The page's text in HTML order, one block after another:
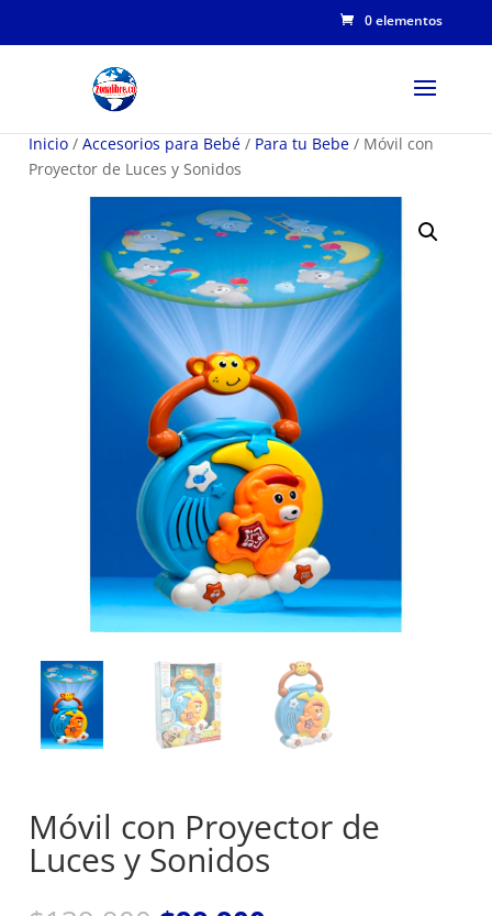
0 elementos
Inicio / Accesorios para Bebé / Para tu Bebe / Móvil con
Proyector de Luces y Sonidos
Móvil con Proyector de
Luces y Sonidos